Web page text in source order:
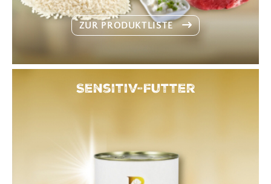
ZUR PRODUKTLISTE
Sensitiv-Futter